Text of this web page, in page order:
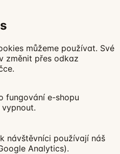
můžeme používat. Své
změnit přes odkaz
fungování e-shopu
návštěvníci používají náš
Analytics).